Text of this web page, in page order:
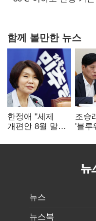
함께 볼만한 뉴스
한정애 "세제
개편안 8월 말
공급도 논의"
조승
'블루
사과
뉴스
뉴스북